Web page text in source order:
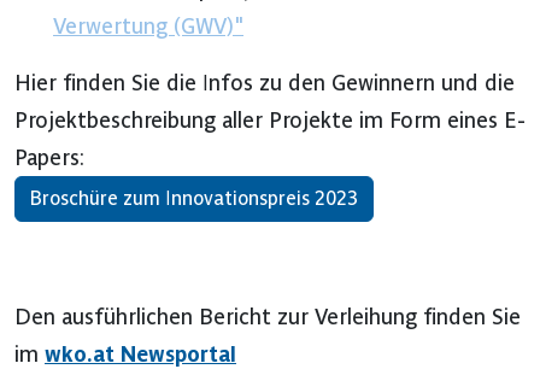
Verwertung (GWV)"
Hier finden Sie die Infos zu den Gewinnern und die
Projektbeschreibung aller Projekte im Form eines E-
Papers:
Broschüre zum Innovationspreis 2023
Den ausführlichen Bericht zur Verleihung finden Sie
im wko.at Newsportal